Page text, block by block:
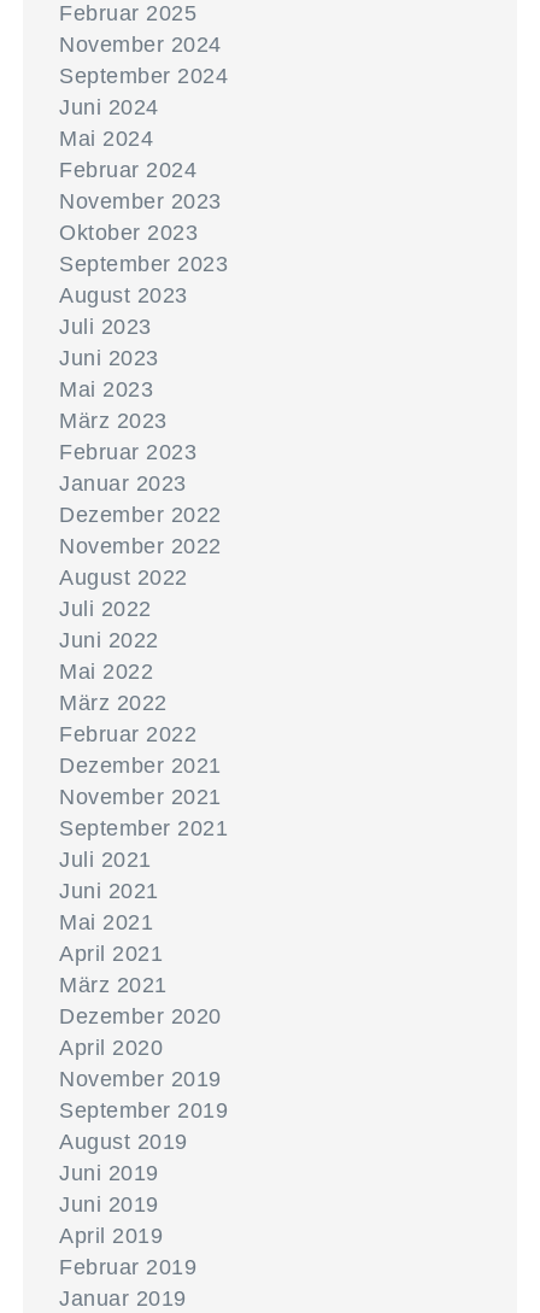
Februar 2025
November 2024
September 2024
Juni 2024
Mai 2024
Februar 2024
November 2023
Oktober 2023
September 2023
August 2023
Juli 2023
Juni 2023
Mai 2023
März 2023
Februar 2023
Januar 2023
Dezember 2022
November 2022
August 2022
Juli 2022
Juni 2022
Mai 2022
März 2022
Februar 2022
Dezember 2021
November 2021
September 2021
Juli 2021
Juni 2021
Mai 2021
April 2021
März 2021
Dezember 2020
April 2020
November 2019
September 2019
August 2019
Juni 2019
Juni 2019
April 2019
Februar 2019
Januar 2019